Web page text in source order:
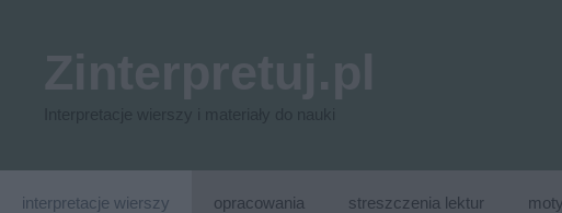
interpretacje wierszy opracowania streszczenia lektur